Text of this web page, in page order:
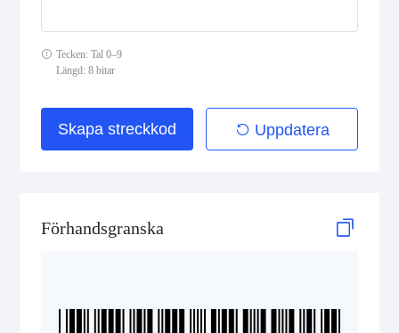
HIBC Data Matrix
HIBC MicroPDF417
HIBC QR Code
Tecken: Tal 0–9
Längd: 8 bitar
Skapa streckkod Uppdatera
Förhandsgranska